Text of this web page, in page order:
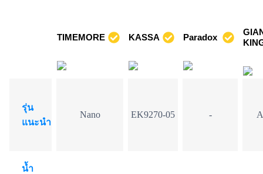
TIMEMORE KASSA Paradox
รุ่น
แนะนำ
Nano EK9270-05 -
น้ำ